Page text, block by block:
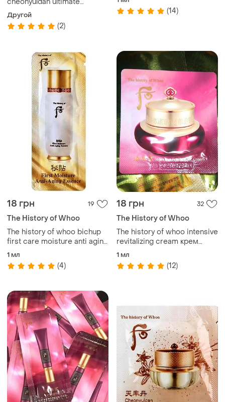
regenerating overnight mask
4 мл ночная маска люкс
Другой
(2)
для век jinyul
(14)
18 грн 19
The History of Whoo
The history of whoo bichup
first care moisture anti aging
essence 1мл люкс
антивозрастная сыворотка
1 мл
(4)
18 грн 32
The History of Whoo
The history of whoo intensive
revitalizing cream крем
интенсивный для лица jinyul
1 мл
(12)